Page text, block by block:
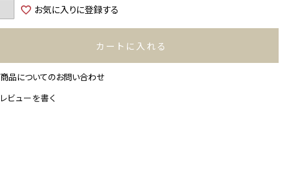
お気に入りに登録する
カートに入れる
商品についてのお問い合わせ
レビューを書く